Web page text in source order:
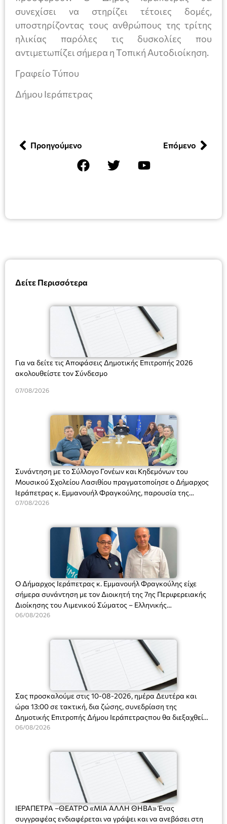
Δείτε Περισσότερα
Για να δείτε τις Αποφάσεις Δημοτικής Επιτροπής 2026
ακολουθείστε τον Σύνδεσμο
07/08/2026
Συνάντηση με το Σύλλογο Γονέων και Κηδεμόνων του
Μουσικού Σχολείου Λασιθίου πραγματοποίησε ο Δήμαρχος
Ιεράπετρας κ. Εμμανουήλ Φραγκούλης, παρουσία της
Διευθύντριας του σχολείου κας Μαριάννας Χαΐτα.
07/08/2026
Ο Δήμαρχος Ιεράπετρας κ. Εμμανουήλ Φραγκούλης είχε
σήμερα συνάντηση με τον Διοικητή της 7ης Περιφερειακής
Διοίκησης του Λιμενικού Σώματος – Ελληνικής
Ακτοφυλακής (Λ.Σ.-ΕΛ.ΑΚΤ.), Αρχιπλοίαρχο Λ.Σ. κ. Ιωάννη
06/08/2026
Σας προσκαλούμε στις 10-08-2026, ημέρα Δευτέρα και
ώρα 13:00 σε τακτική, δια ζώσης, συνεδρίαση της
Δημοτικής Επιτροπής Δήμου Ιεράπετραςπου θα διεξαχθεί
στο Δημοτικό Κατάστημα, Δημοκρατίας 31 στην αίθουσα
και λήψη αποφάσεων στα παρακάτω θέματα:
06/08/2026
ΙΕΡΑΠΕΤΡΑ –ΘΕΑΤΡΟ «ΜΙΑ ΑΛΛΗ ΘΗΒΑ» Ένας
συγγραφέας ενδιαφέρεται να γράψει και να ανεβάσει στη
συνεχίσει να στηρίζει τέτοιες δομές,
υποστηρίζοντας τους ανθρώπους της τρίτης
ηλικίας παρόλες τις δυσκολίες που
αντιμετωπίζει σήμερα η Τοπική Αυτοδιοίκηση.
Γραφείο Τύπου
Δήμου Ιεράπετρας
Προηγούμενο Επόμενο